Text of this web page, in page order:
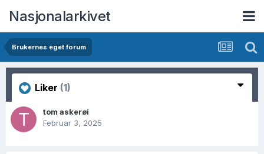
Nasjonalarkivet
Brukernes eget forum
Liker (1)
tom askerøi
Februar 3, 2025